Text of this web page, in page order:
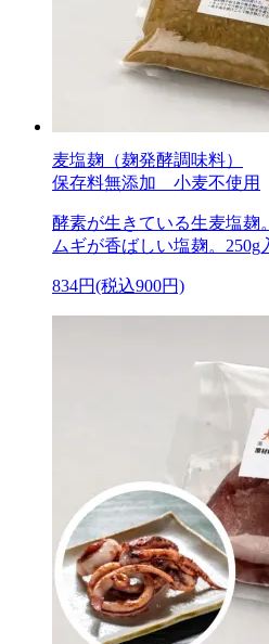
麦塩麹（麹発酵調味料）
保存料無添加 小麦不使用
酵素が生きている生麦塩麹
ムギが香ばしい塩麹。250g
834円(税込900円)